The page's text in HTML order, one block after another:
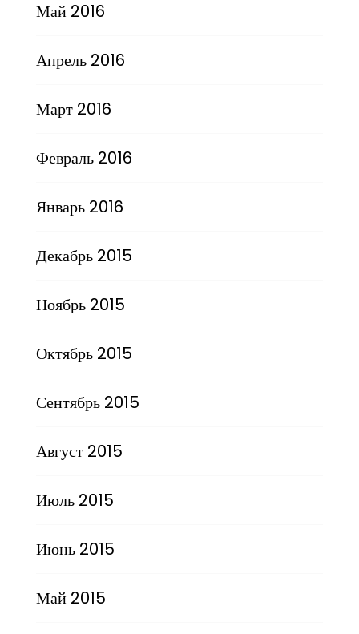
Май 2016
Апрель 2016
Март 2016
Февраль 2016
Январь 2016
Декабрь 2015
Ноябрь 2015
Октябрь 2015
Сентябрь 2015
Август 2015
Июль 2015
Июнь 2015
Май 2015